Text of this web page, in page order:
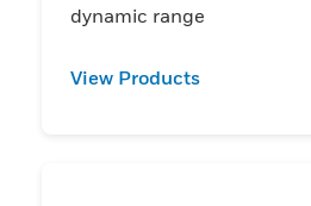
dynamic range
View Products